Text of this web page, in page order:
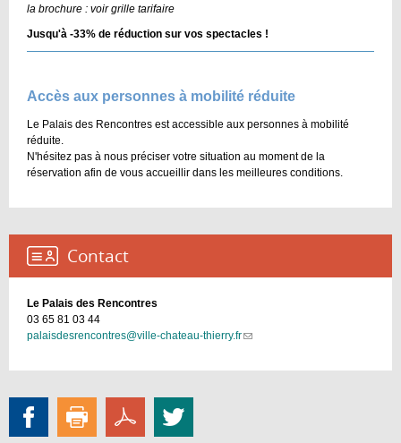
la brochure : voir grille tarifaire
Jusqu'à -33% de réduction sur vos spectacles !
Accès aux personnes à mobilité réduite
Le Palais des Rencontres est accessible aux personnes à mobilité
réduite.
N'hésitez pas à nous préciser votre situation au moment de la
réservation afin de vous accueillir dans les meilleures conditions.
Contact :
Le Palais des Rencontres
03 65 81 03 44
palaisdesrencontres@ville-chateau-thierry.fr(link